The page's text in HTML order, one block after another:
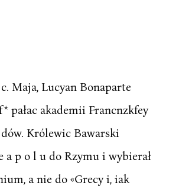
Maja, Lucyan Bonaparte
pałac akademii Francnzkfey
dów. Królewic Bawarski
a p o l u do Rzymu i wybierał
a nie do «Grecy i, iak